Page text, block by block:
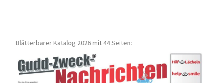
Blätterbarer Katalog 2026 mit 44 Seiten: